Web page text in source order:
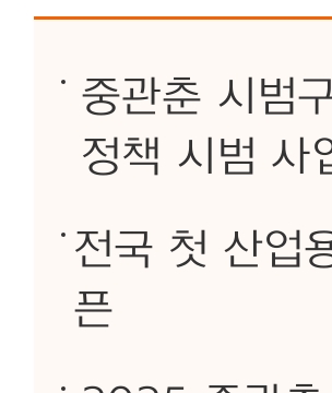
중관춘 시범
정책 시범 사
전국 첫 산업
픈